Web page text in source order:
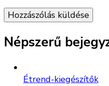
Népszerű
Étrend-kiegészítők